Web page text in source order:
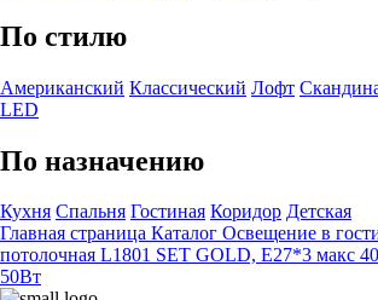
По стилю
Американский Классический Лофт
LED
По назначению
Кухня Спальня Гостиная Коридор Детская
Главная страница Каталог Освещение в
потолочная L1801 SET GOLD, Е27*3 макс
50Вт